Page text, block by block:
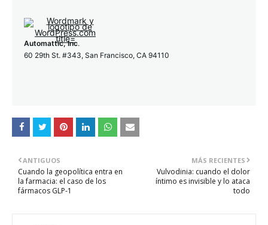
Automattic, Inc.
60 29th St. #343, San Francisco, CA 94110
MÁS RECIENTES
Vulvodinia: cuando el dolor
íntimo es invisible y lo ataca
todo
ANTIGUOS
Cuando la geopolítica entra en
la farmacia: el caso de los
fármacos GLP-1